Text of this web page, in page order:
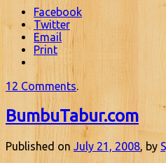
Facebook
Twitter
Email
Print
12 Comments.
BumbuTabur.com
Published on July 21, 2008, by